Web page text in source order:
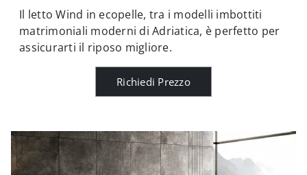
Il letto Wind in ecopelle, tra i modelli imbottiti
matrimoniali moderni di Adriatica, è perfetto per
assicurarti il riposo migliore.
Richiedi Prezzo